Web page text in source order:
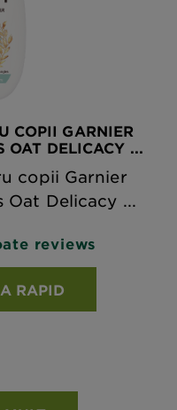
COPII GARNIER
OAT DELICACY ...
copii Garnier
Oat Delicacy ...
reviews
RAPID